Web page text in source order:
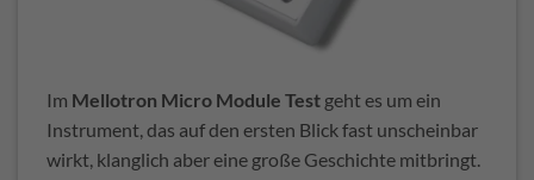
Im Mellotron Micro Module Test geht es um ein
Instrument, das auf den ersten Blick fast unscheinbar
wirkt, klanglich aber eine große Geschichte mitbringt.